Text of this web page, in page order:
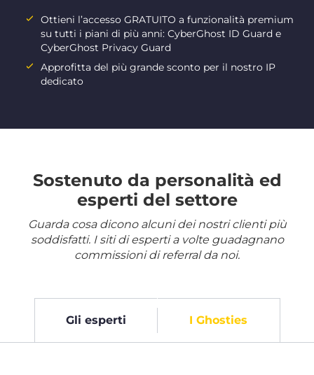
Ottieni l’accesso GRATUITO a funzionalità premium
su tutti i piani di più anni: CyberGhost ID Guard e
CyberGhost Privacy Guard
Approfitta del più grande sconto per il nostro IP
dedicato
Sostenuto da personalità ed
esperti del settore
Guarda cosa dicono alcuni dei nostri clienti più
soddisfatti. I siti di esperti a volte guadagnano
commissioni di referral da noi.
Gli esperti I Ghosties